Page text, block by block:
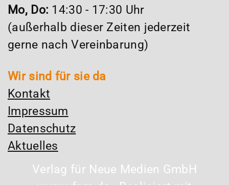
Mo, Do: 14:30 - 17:30 Uhr
(außerhalb dieser Zeiten jederzeit
gerne nach Vereinbarung)
Wir sind für sie da
Kontakt
Impressum
Datenschutz
Aktuelles
Verlag für Neue Medien GmbH